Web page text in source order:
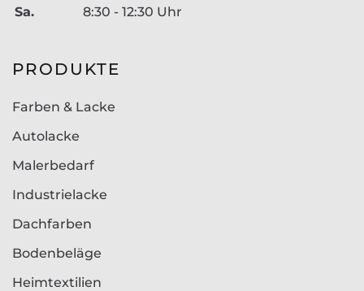
Sa.
8:30 - 12:30 Uhr
PRODUKTE
Farben & Lacke
Autolacke
Malerbedarf
Industrielacke
Dachfarben
Bodenbeläge
Heimtextilien